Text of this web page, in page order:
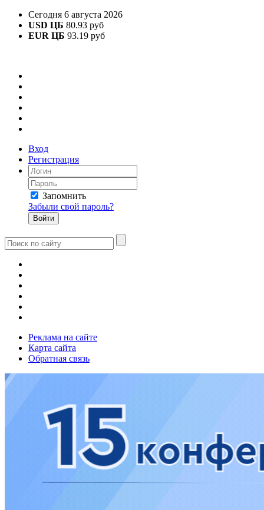
Сегодня 6 августа 2026
USD ЦБ 80.93 руб
EUR ЦБ 93.19 руб
Вход
Регистрация
Запомнить
Забыли свой пароль?
Реклама на сайте
Карта сайта
Обратная связь